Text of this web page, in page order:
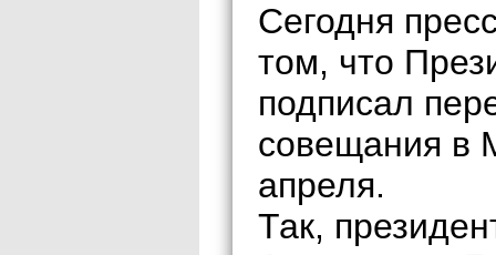
Сегодня
том, что
подписал
совещания в
апреля.
Так,